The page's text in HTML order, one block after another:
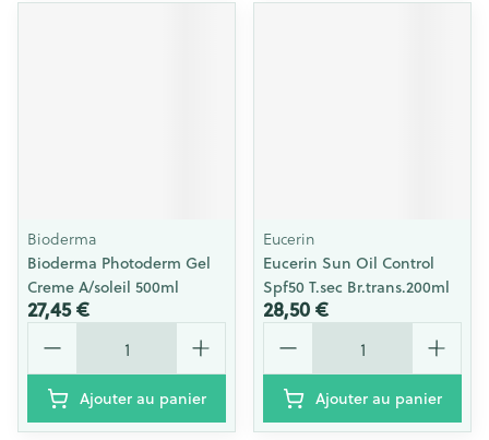
Bioderma
Bioderma Photoderm Gel
Creme A/soleil 500ml
27,45 €
Quantité
Ajouter au panier
Eucerin
Eucerin Sun Oil Control
Spf50 T.sec Br.trans.200ml
28,50 €
Quantité
Ajouter au panier